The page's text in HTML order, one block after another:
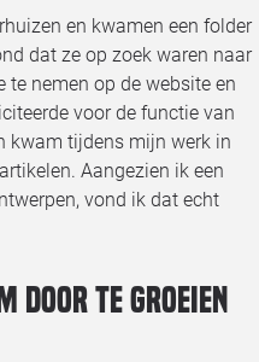
en kwamen een folder
dat ze op zoek waren naar
te nemen op de website en
voor de functie van
kwam tijdens mijn werk in
Aangezien ik een
vond ik dat echt
door te groeien